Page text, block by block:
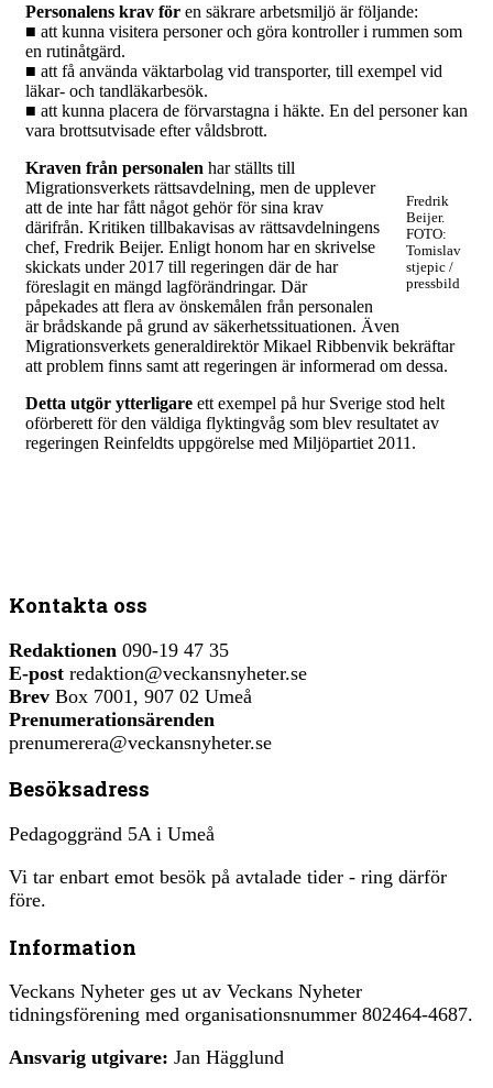
Personalens krav för en säkrare arbetsmiljö är följande:
■ att kunna visitera personer och göra kontroller i rummen som
en rutinåtgärd.
■ att få använda väktarbolag vid transporter, till exempel vid
läkar- och tandläkarbesök.
■ att kunna placera de förvarstagna i häkte. En del personer kan
vara brottsutvisade efter våldsbrott.
Fredrik
Beijer.
FOTO:
Tomislav
stjepic /
pressbild
Kraven från personalen har ställts till
Migrationsverkets rättsavdelning, men de upplever
att de inte har fått något gehör för sina krav
därifrån. Kritiken tillbakavisas av rättsavdelningens
chef, Fredrik Beijer. Enligt honom har en skrivelse
skickats under 2017 till regeringen där de har
föreslagit en mängd lagförändringar. Där
påpekades att flera av önskemålen från personalen
är brådskande på grund av säkerhetssituationen. Även
Migrationsverkets generaldirektör Mikael Ribbenvik bekräftar
att problem finns samt att regeringen är informerad om dessa.
Detta utgör ytterligare ett exempel på hur Sverige stod helt
oförberett för den väldiga flyktingvåg som blev resultatet av
regeringen Reinfeldts uppgörelse med Miljöpartiet 2011.
Kontakta oss
Redaktionen 090-19 47 35
E-post redaktion@veckansnyheter.se
Brev Box 7001, 907 02 Umeå
Prenumerationsärenden
prenumerera@veckansnyheter.se
Besöksadress
Pedagoggränd 5A i Umeå
Vi tar enbart emot besök på avtalade tider - ring därför
före.
Information
Veckans Nyheter ges ut av Veckans Nyheter
tidningsförening med organisationsnummer 802464-4687.
Ansvarig utgivare: Jan Hägglund